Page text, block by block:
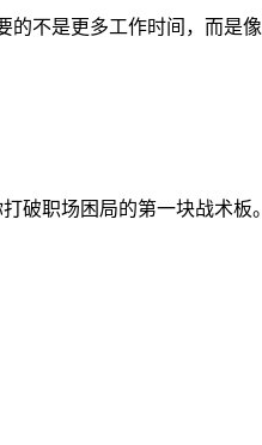
的不是更多工作时间，而
破职场困局的第一块战术板。